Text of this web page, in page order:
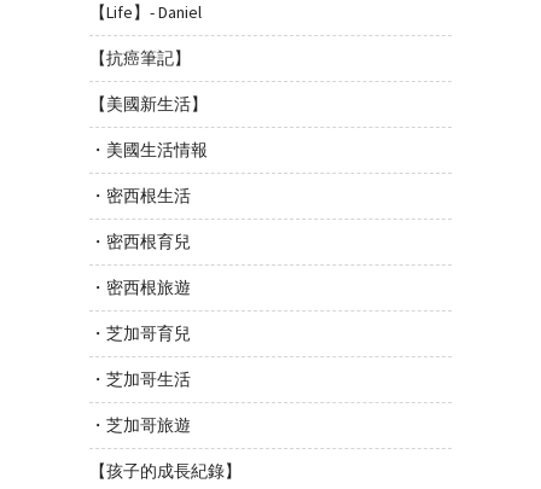
【Life】- Daniel
【抗癌筆記】
【美國新生活】
・美國生活情報
・密西根生活
・密西根育兒
・密西根旅遊
・芝加哥育兒
・芝加哥生活
・芝加哥旅遊
【孩子的成長紀錄】